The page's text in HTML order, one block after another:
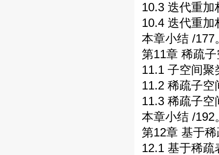
10.3 迭代重加
10.4 迭代重加
本章小结 /177
第11章 稀疏
11.1 子空间聚
11.2 稀疏子空
11.3 稀疏子空
本章小结 /192
第12章 基于
12.1 基于稀疏